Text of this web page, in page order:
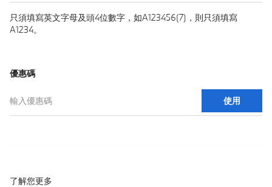
只須填寫英文字母及頭4位數字，如A123456(7)，則只須填寫
A1234。
優惠碼
輸入優惠碼 使用
了解您更多